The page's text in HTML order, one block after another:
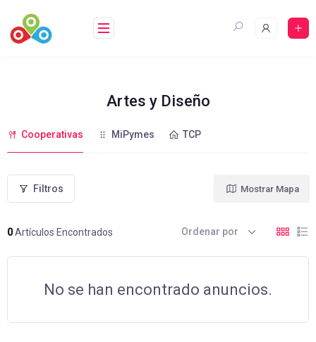
contenido
Artes y Diseño
Cooperativas MiPymes TCP
Filtros
0Artículos Encontrados
Mostrar Mapa
Ordenar por
No se han encontrado anuncios.